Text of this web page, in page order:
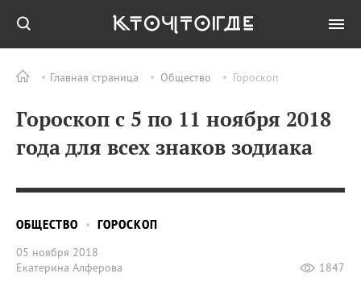
Главная страница Общество Гороскоп
Гороскоп с 5 по 11 ноября 2018
года для всех знаков зодиака
ОБЩЕСТВО
ГОРОСКОП
05 ноября 2018
Екатерина Алферова
1847